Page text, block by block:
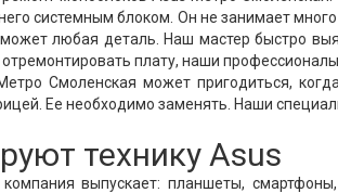
системным блоком. Он не занимает
любая деталь. Наш мастер быстро
плату, наши
Смоленская может пригодиться,
Ее необходимо заменять. Наши
технику Asus
выпускает: планшеты,